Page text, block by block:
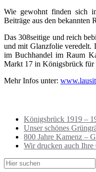
Wie gewohnt finden sich
Beiträge aus den bekannten
Das 308seitige und reich
und mit Glanzfolie veredelt.
im Buchhandel im Raum
Markt 17 in Königsbrück für
Mehr Infos unter:
Königsbrück 1919 –
Unser schönes
800 Jahre Kamenz –
Wir drucken auch